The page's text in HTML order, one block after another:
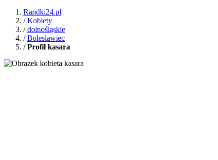
Randki24.pl
/Kobiety
/dolnośląskie
/Bolesławiec
/Profil kasara